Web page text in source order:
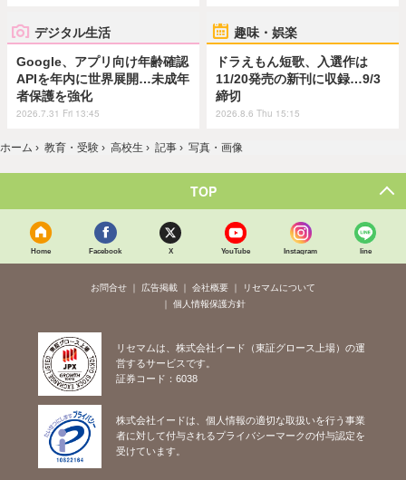
デジタル生活
Google、アプリ向け年齢確認
APIを年内に世界展開…未成年
者保護を強化
2026.7.31 Fri 13:45
趣味・娯楽
ドラえもん短歌、入選作は
11/20発売の新刊に収録…9/3
締切
2026.8.6 Thu 15:15
ホーム › 教育・受験 › 高校生 › 記事 › 写真・画像
TOP
Home Facebook X YouTube Instagram line
お問合せ 広告掲載 会社概要
リセマムについて
個人情報保護方針
リセマムは、株式会社イード（東証グロース上場）の運
営するサービスです。
証券コード：6038
株式会社イードは、個人情報の適切な取扱いを行う事業
者に対して付与されるプライバシーマークの付与認定を
受けています。